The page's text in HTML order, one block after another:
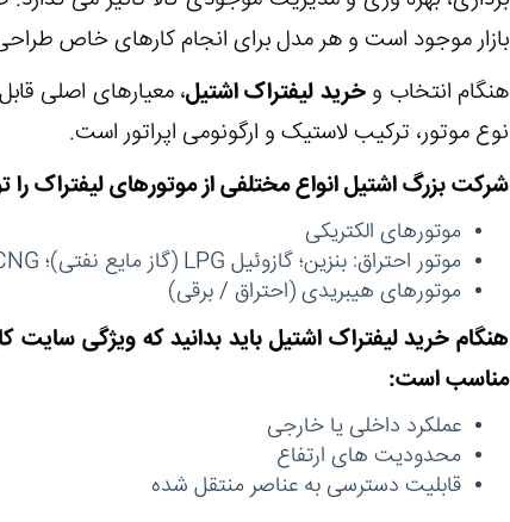
بازار موجود است و هر مدل برای انجام کارهای خاص
هنگام انتخاب وخرید لیفتراک اشتیل، معیارهای اصلی
نوع موتور، ترکیب لاستیک و ارگونومی اپراتور است.
شرکت بزرگ اشتیل انواع مختلفی از موتورهای لیفتراک
موتورهای الکتریکی
موتور احتراق: بنزین؛ گازوئیل LPG (گاز مایع نفتی)؛
موتورهای هیبریدی (احتراق / برقی)
هنگام خرید لیفتراک اشتیل باید بدانید که ویژگی سایت
مناسب است:
عملکرد داخلی یا خارجی
محدودیت های ارتفاع
قابلیت دسترسی به عناصر منتقل شده